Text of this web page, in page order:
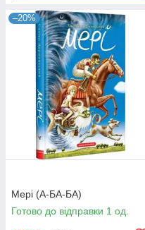
–20%
Мері (А-БА-БА)
Готово до відправки 1 од.